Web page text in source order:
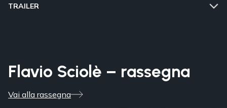
TRAILER
Flavio Sciolè – rassegna
Vai alla rassegna